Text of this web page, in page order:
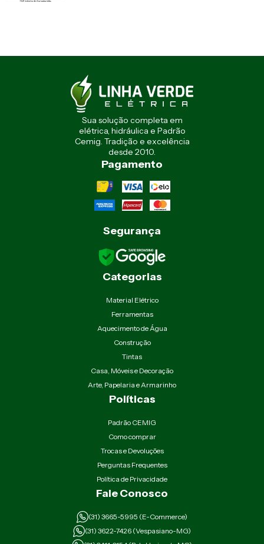
Sua solução completa em
elétrica, hidráulica e Padrão
Cemig. Tradição e excelência
desde 2010.
Pagamento
Segurança
Categorias
Material Elétrico
Ferramentas
Aquecimento de Água
Construção
Tintas
Casa, Móveis e Decoração
Arte, Papelaria e Armarinho
Políticas
Padrão CEMIG
Como comprar
Trocas e Devoluções
Perguntas Frequentes
Política de Privacidade
Fale Conosco
(31) 3665-5995 (E-Commerce)
(31) 3622-7426 (Vespasiano-MG)